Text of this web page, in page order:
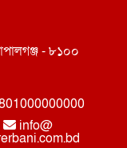
- ৮১০০
info@